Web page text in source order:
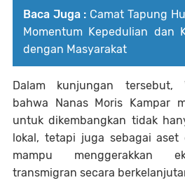
Baca Juga : Camat Tapung
Momentum Kepedulian dan
dengan Masyarakat
Dalam kunjungan tersebut,
bahwa Nanas Moris Kampar
untuk dikembangkan tidak
lokal, tetapi juga sebagai aset
mampu menggerakkan
transmigran secara